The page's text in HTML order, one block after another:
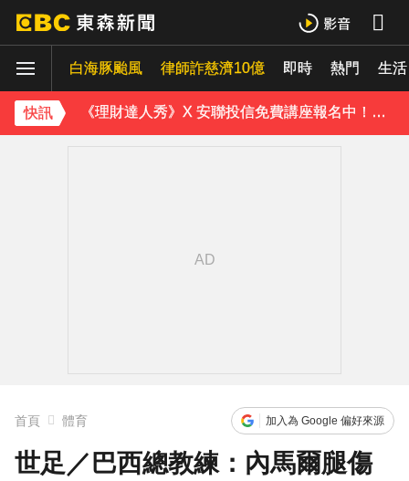
白海豚颱風 律師詐慈濟10億 即時 熱門 生活
快訊
白海豚進逼沖繩鹿兒島 強風豪雨26萬人撤離
資深歌手「小秦漢」張海漢辭世享壽68歲 好友證實噩耗
首頁 體育 加入為 Google 偏好來源
世足／巴西總教練：內馬爾腿傷